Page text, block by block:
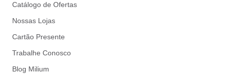
Catálogo de Ofertas
Nossas Lojas
Cartão Presente
Trabalhe Conosco
Blog Milium